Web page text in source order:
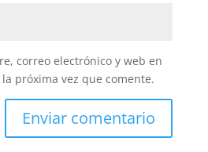
correo electrónico y web en
próxima vez que comente.